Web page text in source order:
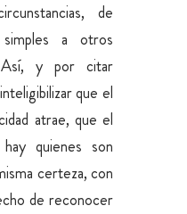
de
a otros
Así, y por citar
que el
atrae, que el
quienes son
certeza, con
de reconocer